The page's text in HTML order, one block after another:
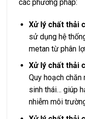
các phương pháp:
Xử lý chất thải
sử dụng hệ
metan từ phân
Xử lý chất thải
Quy hoạch
sinh thái… giúp
nhiễm môi